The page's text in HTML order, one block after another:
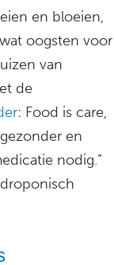
en bloeien,
oogsten voor
van
de
: Food is care,
en
nodig.”